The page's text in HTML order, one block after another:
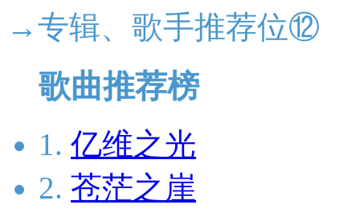
→专辑、歌手推荐位⑫
歌曲推荐榜
1. 亿维之光
2. 苍茫之崖